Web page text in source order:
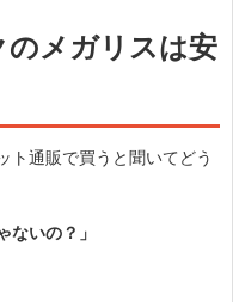
メガリスは安
ト通販で買うと聞いてどう
ないの？」